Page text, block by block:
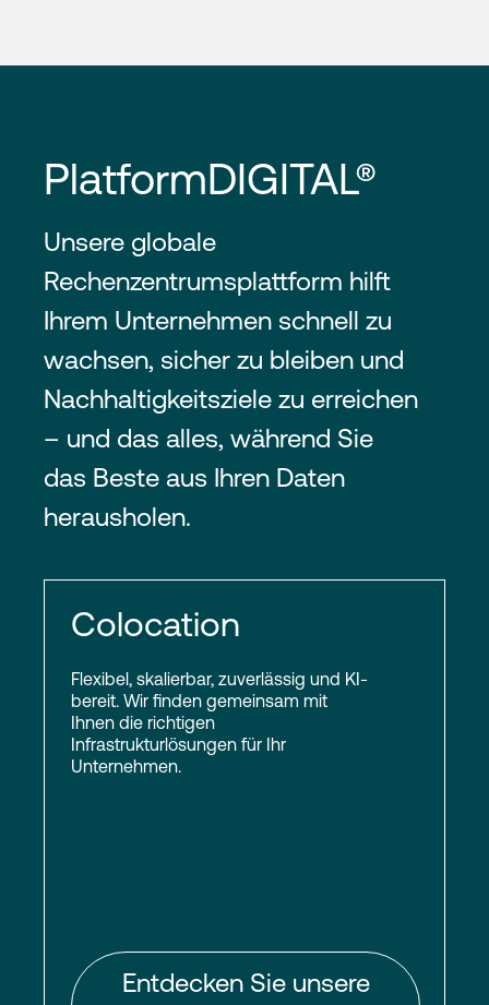
PlatformDIGITAL®
Unsere globale
Rechenzentrumsplattform hilft
Ihrem Unternehmen schnell zu
wachsen, sicher zu bleiben und
Nachhaltigkeitsziele zu erreichen
– und das alles, während Sie
das Beste aus Ihren Daten
herausholen.
Colocation
Flexibel, skalierbar, zuverlässig und KI-
bereit. Wir finden gemeinsam mit
Ihnen die richtigen
Infrastrukturlösungen für Ihr
Unternehmen.
Entdecken Sie unsere